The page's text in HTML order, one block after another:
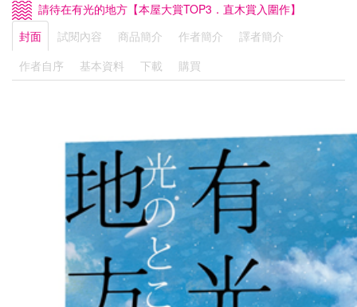
請待在有光的地方【本屋大賞TOP3．直木賞入圍作】
封面
試閱內容 商品簡介 作者簡介
譯者簡介
作者自序
基本資料 下載 購買